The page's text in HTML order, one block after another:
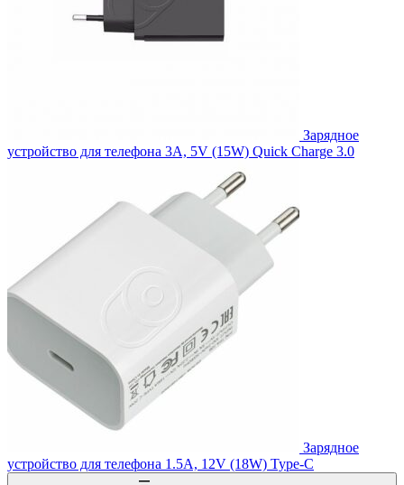
Зарядное
устройство для телефона 3A, 5V (15W) Quick Charge 3.0
Зарядное
устройство для телефона 1.5A, 12V (18W) Type-C